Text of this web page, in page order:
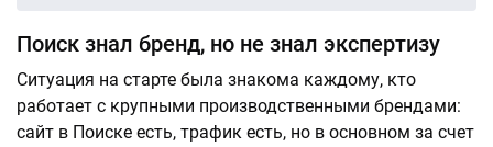
Поиск знал бренд, но не знал экспертизу
Ситуация на старте была знакома каждому, кто
работает с крупными производственными брендами:
сайт в Поиске есть, трафик есть, но в основном за счет